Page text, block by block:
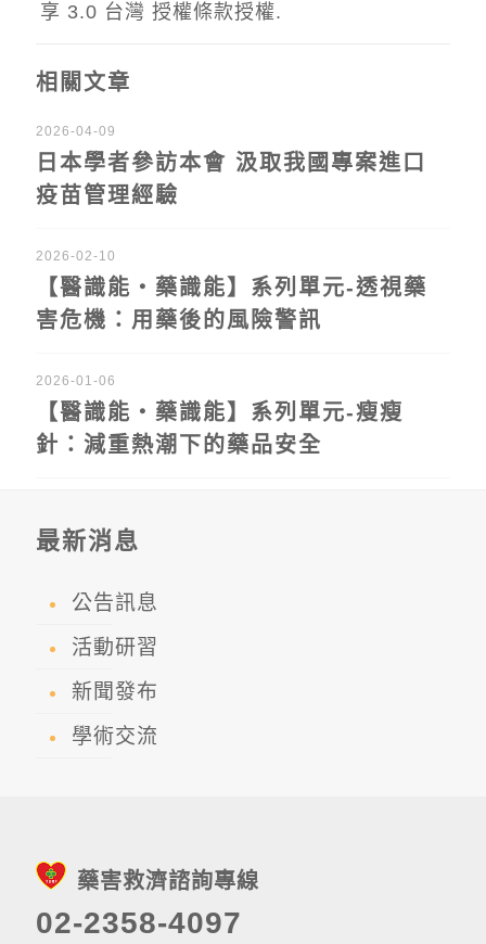
享 3.0 台灣 授權條款授權.
相關文章
2026-04-09
日本學者參訪本會 汲取我國專案進口
疫苗管理經驗
2026-02-10
【醫識能‧藥識能】系列單元-透視藥
害危機：用藥後的風險警訊
2026-01-06
【醫識能‧藥識能】系列單元-瘦瘦
針：減重熱潮下的藥品安全
最新消息
公告訊息
活動研習
新聞發布
學術交流
藥害救濟諮詢專線
02-2358-4097